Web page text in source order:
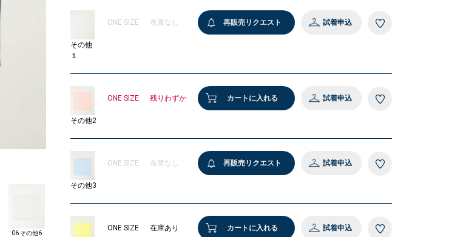
01 その他１
06 その他6
その他
１
ONE SIZE 在庫なし 再販売リクエスト 試着申込
その他2
ONE SIZE 残りわずか カートに入れる 試着申込
その他3
ONE SIZE 在庫なし 再販売リクエスト 試着申込
ONE SIZE 在庫あり カートに入れる 試着申込